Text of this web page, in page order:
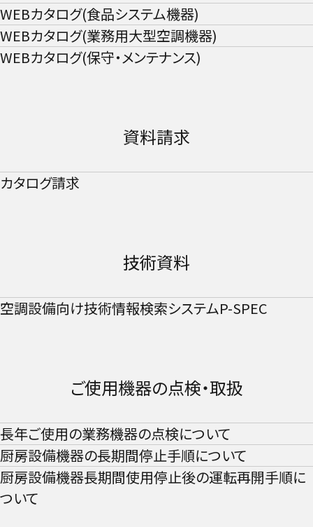
WEBカタログ(食品システム機器)​
WEBカタログ(業務用大型空調機器)​
WEBカタログ(保守・メンテナンス)​
資料請求​
カタログ請求​
技術資料​​
空調設備向け技術情報検索システムP-SPEC​
ご使用機器の点検・取扱​
長年ご使用の業務機器の点検について
厨房設備機器の長期間停止手順について
厨房設備機器長期間使用停止後の運転再開手順に
ついて​